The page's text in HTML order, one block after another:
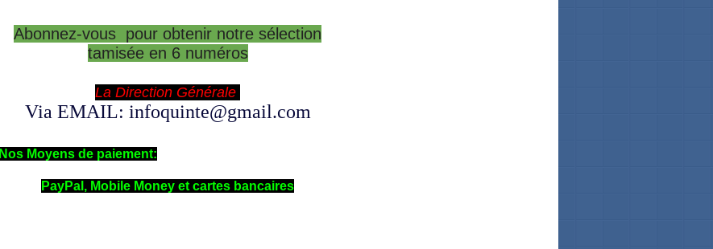
Abonnez-vous pour obtenir notre sélection
tamisée en 6 numéros
La Direction Générale
Via EMAIL: infoquinte@gmail.com
Nos Moyens de paiement:
PayPal, Mobile Money et cartes bancaires